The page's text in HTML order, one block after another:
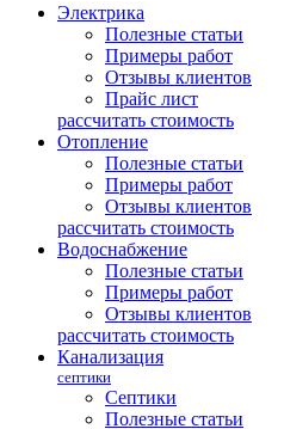
Электрика
Полезные статьи
Примеры работ
Отзывы клиентов
Прайс лист
рассчитать стоимость
Отопление
Полезные статьи
Примеры работ
Отзывы клиентов
рассчитать стоимость
Водоснабжение
Полезные статьи
Примеры работ
Отзывы клиентов
рассчитать стоимость
Канализация
септики
Септики
Полезные статьи